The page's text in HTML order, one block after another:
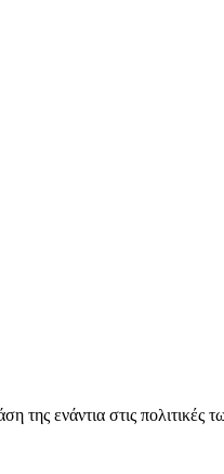
ενάντια στις πολιτικές